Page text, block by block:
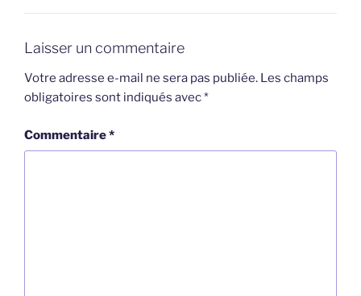
Laisser un commentaire
Votre adresse e-mail ne sera pas publiée. Les champs
obligatoires sont indiqués avec*
Commentaire*